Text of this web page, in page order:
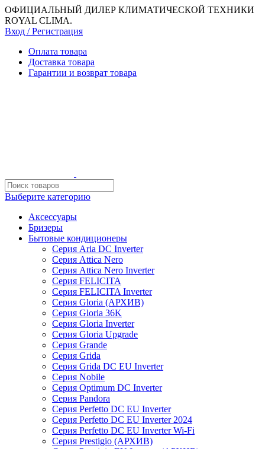
ОФИЦИАЛЬНЫЙ ДИЛЕР КЛИМАТИЧЕСКОЙ ТЕХНИКИ
ROYAL CLIMA.
Вход / Регистрация
Оплата товара
Доставка товара
Гарантии и возврат товара
Выберите категорию
Аксессуары
Бризеры
Бытовые кондиционеры
Серия Aria DC Inverter
Серия Attica Nero
Серия Attica Nero Inverter
Серия FELICITA
Серия FELICITA Inverter
Серия Gloria (АРХИВ)
Серия Gloria 36K
Серия Gloria Inverter
Серия Gloria Upgrade
Серия Grande
Серия Grida
Серия Grida DC EU Inverter
Серия Nobile
Серия Optimum DC Inverter
Серия Pandora
Серия Perfetto DC EU Inverter
Серия Perfetto DC EU Inverter 2024
Серия Perfetto DC EU Inverter Wi-Fi
Серия Prestigio (АРХИВ)